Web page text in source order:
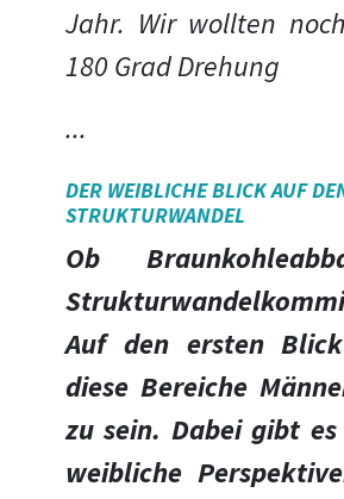
Jahr. Wir wollten
180 Grad Drehung
...
DER WEIBLICHE BLICK AUF
STRUKTURWANDEL
Ob
Auf den ersten
diese Bereiche
zu sein. Dabei gibt
weibliche